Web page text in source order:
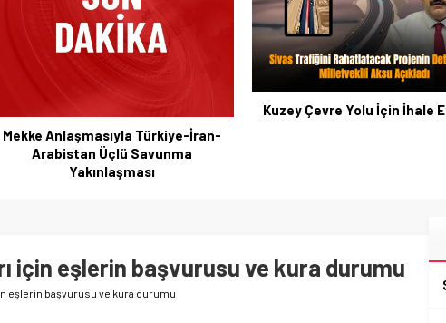
Kuzey Çevre Yolu İçin İhale Eylül’de
Dernek Hakkında Fesih ve
için eşlerin başvurusu ve kura durumu
eşlerin başvurusu ve kura durumu